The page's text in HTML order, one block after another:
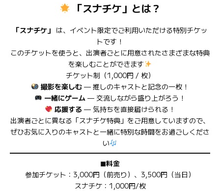
「スナチケ」とは？
「スナチケ」 は、イベント限定でご利用いただける特別チケッ
トです！
このチケットを使うと、出演者ごとに用意されたさまざまな特典
を楽しむことができます
チケット制（1,000円 / 枚）
撮影を楽しむ— 推しのキャストと記念の一枚！
一緒にゲーム — 交流しながら盛り上がろう！
応援する — 気持ちを直接届けられる！
出演者ごとに異なる「スナチケ特典」をご用意していますので、
ぜひお気に入りのキャストと一緒に特別な時間をお過ごしくださ
い
◼︎料金
参加チケット：3,000円（前売り）、3,500円（当日）
スナチケ：1,000円/枚